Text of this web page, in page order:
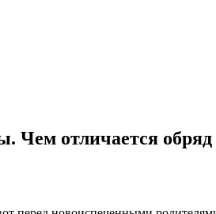
Чем отличается